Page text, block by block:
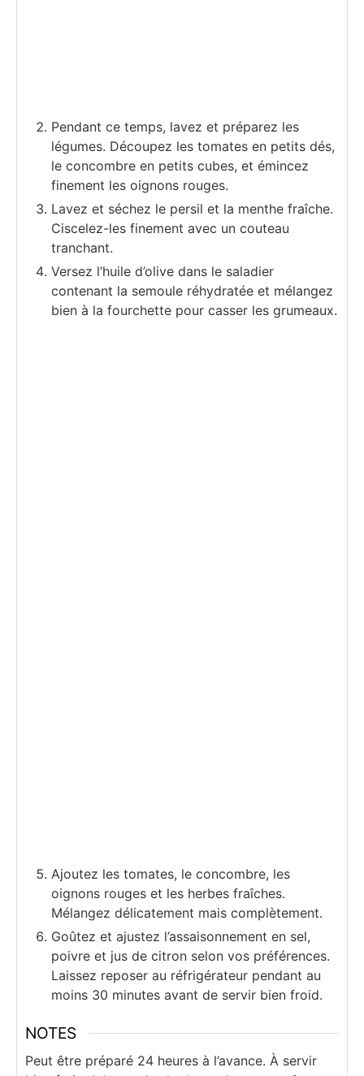
Pendant ce temps, lavez et préparez les
légumes. Découpez les tomates en petits dés,
le concombre en petits cubes, et émincez
finement les oignons rouges.
Lavez et séchez le persil et la menthe fraîche.
Ciscelez-les finement avec un couteau
tranchant.
Versez l’huile d’olive dans le saladier
contenant la semoule réhydratée et mélangez
bien à la fourchette pour casser les grumeaux.
Ajoutez les tomates, le concombre, les
oignons rouges et les herbes fraîches.
Mélangez délicatement mais complètement.
Goûtez et ajustez l’assaisonnement en sel,
poivre et jus de citron selon vos préférences.
Laissez reposer au réfrigérateur pendant au
moins 30 minutes avant de servir bien froid.
NOTES
Peut être préparé 24 heures à l’avance. À servir